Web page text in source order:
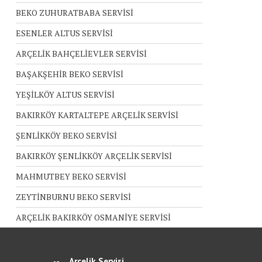
BEKO ZUHURATBABA SERVİSİ
ESENLER ALTUS SERVİSİ
ARÇELİK BAHÇELİEVLER SERVİSİ
BAŞAKŞEHİR BEKO SERVİSİ
YEŞİLKÖY ALTUS SERVİSİ
BAKIRKÖY KARTALTEPE ARÇELİK SERVİSİ
ŞENLİKKÖY BEKO SERVİSİ
BAKIRKÖY ŞENLİKKÖY ARÇELİK SERVİSİ
MAHMUTBEY BEKO SERVİSİ
ZEYTİNBURNU BEKO SERVİSİ
ARÇELİK BAKIRKÖY OSMANİYE SERVİSİ